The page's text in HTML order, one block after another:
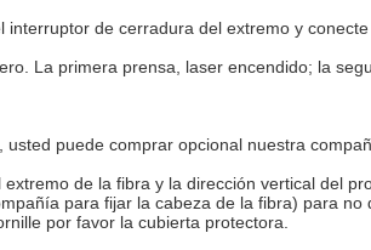
de cerradura del extremo y
La primera prensa, laser encendido; la
puede comprar opcional nuestra
de la fibra y la dirección vertical del
para fijar la cabeza de la fibra) para no
por favor la cubierta protectora.